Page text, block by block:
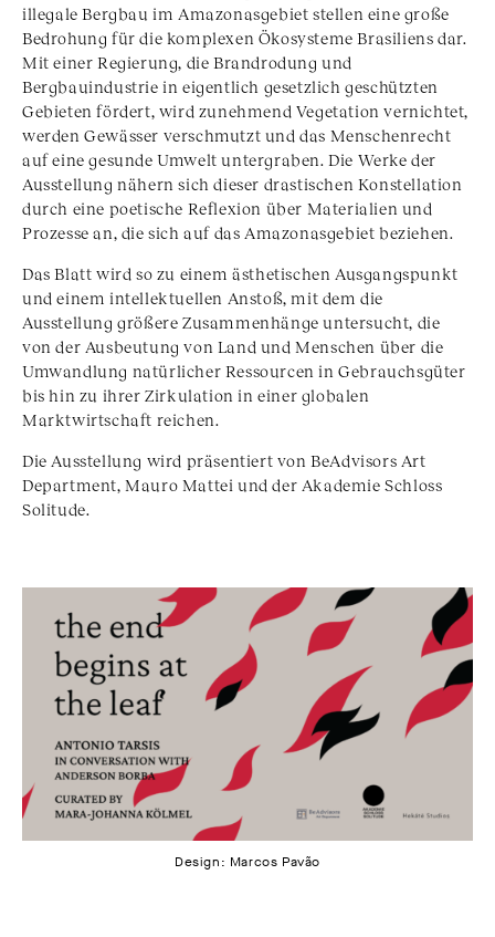
illegale Bergbau im Amazonasgebiet stellen eine große
Bedrohung für die komplexen Ökosysteme Brasiliens dar.
Mit einer Regierung, die Brandrodung und
Bergbauindustrie in eigentlich gesetzlich geschützten
Gebieten fördert, wird zunehmend Vegetation vernichtet,
werden Gewässer verschmutzt und das Menschenrecht
auf eine gesunde Umwelt untergraben. Die Werke der
Ausstellung nähern sich dieser drastischen Konstellation
durch eine poetische Reflexion über Materialien und
Prozesse an, die sich auf das Amazonasgebiet beziehen.
Das Blatt wird so zu einem ästhetischen Ausgangspunkt
und einem intellektuellen Anstoß, mit dem die
Ausstellung größere Zusammenhänge untersucht, die
von der Ausbeutung von Land und Menschen über die
Umwandlung natürlicher Ressourcen in Gebrauchsgüter
bis hin zu ihrer Zirkulation in einer globalen
Marktwirtschaft reichen.
Die Ausstellung wird präsentiert von BeAdvisors Art
Department, Mauro Mattei und der Akademie Schloss
Solitude.
Design: Marcos Pavão